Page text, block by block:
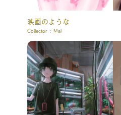
映画のような
Collector : Mai